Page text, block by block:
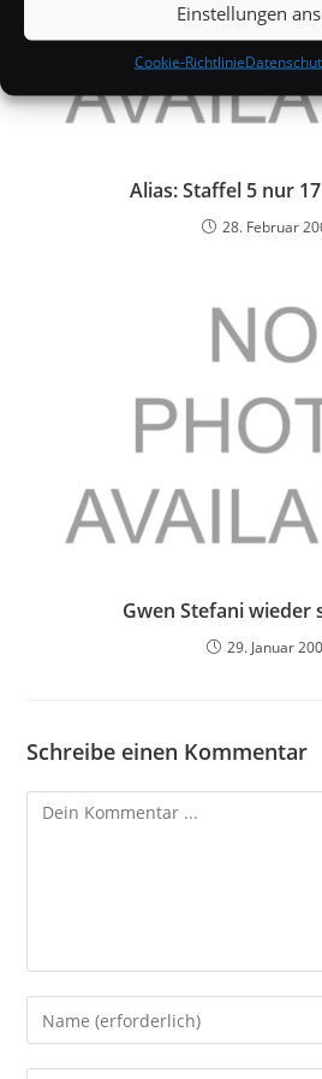
Einstellungen
Cookie-Richtlinie
Alias: Staffel 5 nur
28. Februar
Gwen Stefani wieder
29. Januar
Schreibe einen Kommentar
Kommentieren
Gib
deinen
Namen